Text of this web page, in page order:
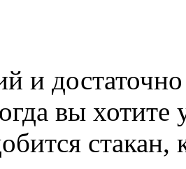
и
вы хотите
стакан,